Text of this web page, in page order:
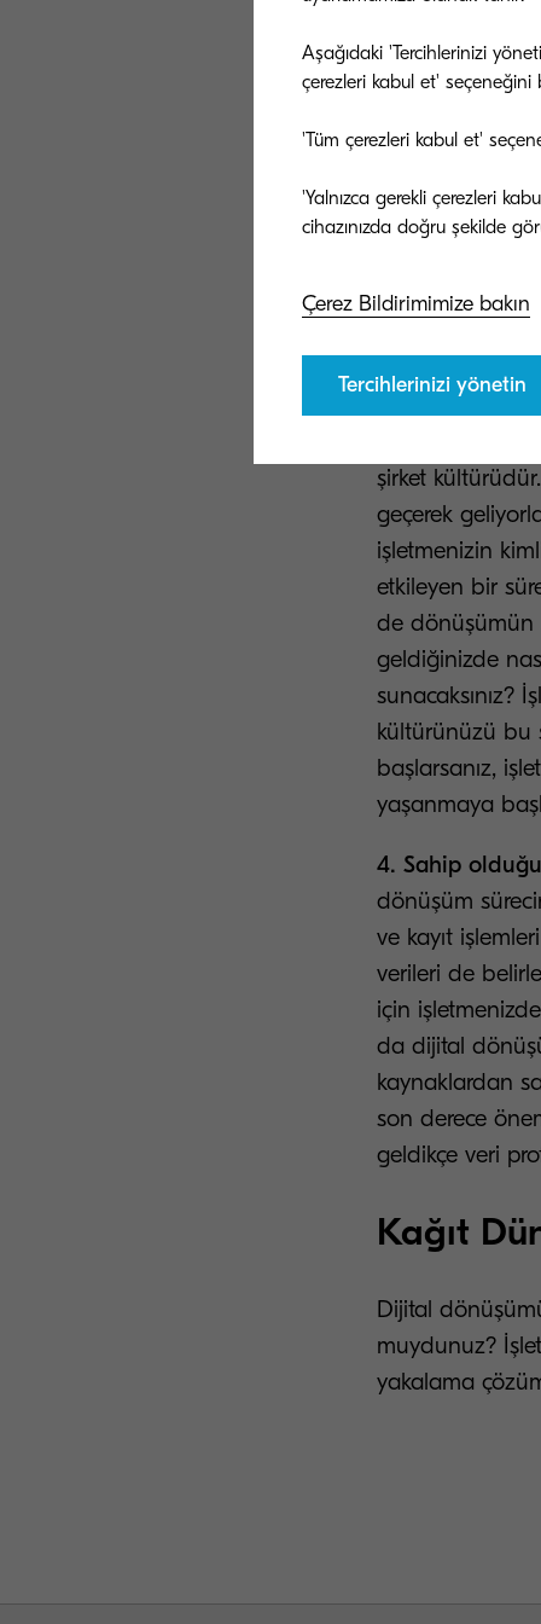
bulunan
hazırlayın.
yaratma
dönüşüm
bir eğitim ve
3. İşletme
stratejisi
şirket
geçerek
işletmenizin
etkileyen bir
de dönüşümün
geldiğinizde
sunacaksınız?
kültürünüzü bu
başlarsanız,
yaşanmaya
4. Sahip
dönüşüm
ve kayıt
verileri de
için
da dijital
kaynaklardan
son derece
geldikçe veri
Kağıt
Dijital
muydunuz?
yakalama
Aşağıdaki 'Tercihlerinizi
çerezleri kabul et' seçeneğini
'Tüm çerezleri kabul et'
'Yalnızca gerekli çerezleri
Çerez Bildirimimize bakın
Tercihlerinizi yönetin